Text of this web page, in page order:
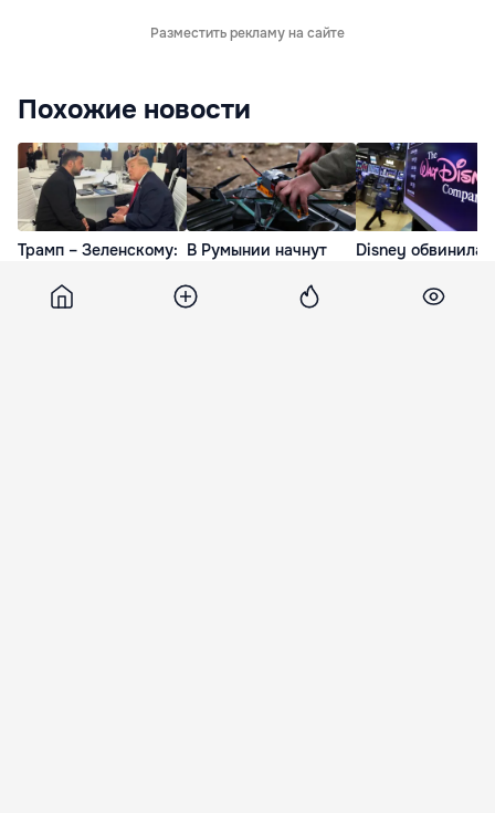
Разместить рекламу на сайте
Похожие новости
Трамп – Зеленскому:
нашептала, что мы
дадим вам право
В Румынии начнут
дроны, включая FPV-
камикадзе
Disney обвинила
попытках
вмешательства в